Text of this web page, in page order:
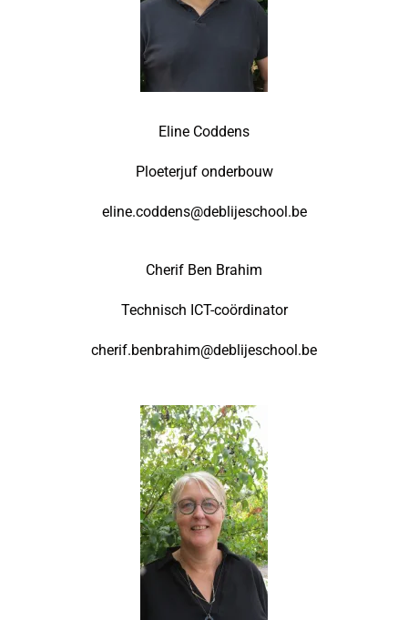
Eline Coddens
Ploeterjuf onderbouw
eline.coddens@deblijeschool.be
Cherif Ben Brahim
Technisch ICT-coördinator
cherif.benbrahim@deblijeschool.be